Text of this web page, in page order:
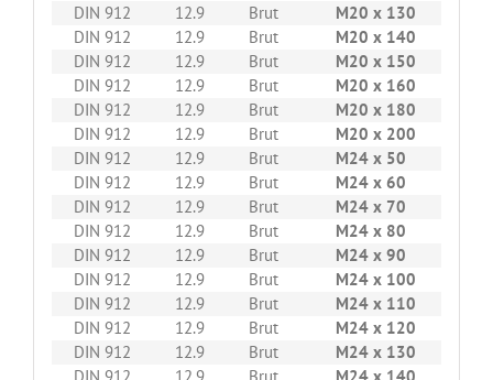
DIN 912
12.9 Brut M20 x 130
DIN 912
12.9 Brut M20 x 140
DIN 912
12.9 Brut M20 x 150
DIN 912
12.9 Brut M20 x 160
DIN 912
12.9 Brut M20 x 180
DIN 912
12.9 Brut M20 x 200
DIN 912
12.9 Brut M24 x 50
DIN 912
12.9 Brut M24 x 60
DIN 912
12.9 Brut M24 x 70
DIN 912
12.9 Brut M24 x 80
DIN 912
12.9 Brut M24 x 90
DIN 912
12.9 Brut M24 x 100
DIN 912
12.9 Brut M24 x 110
DIN 912
12.9 Brut M24 x 120
DIN 912
12.9 Brut M24 x 130
DIN 912
12.9 Brut M24 x 140